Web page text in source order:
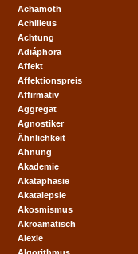
Achamoth
Achilleus
Achtung
Adiáphora
Affekt
Affektionspreis
Affirmativ
Aggregat
Agnostiker
Ähnlichkeit
Ahnung
Akademie
Akataphasie
Akatalepsie
Akosmismus
Akroamatisch
Alexie